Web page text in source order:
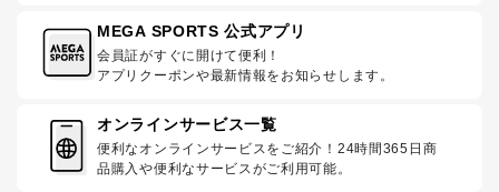
MEGA SPORTS 公式アプリ
会員証がすぐに開けて便利！
アプリクーポンや最新情報をお知らせします。
オンラインサービス一覧
便利なオンラインサービスをご紹介！24時間365日商
品購入や便利なサービスがご利用可能。